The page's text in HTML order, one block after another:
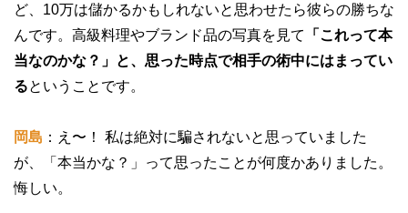
ど、10万は儲かるかもしれないと思わせたら彼らの勝ちな
んです。高級料理やブランド品の写真を見て
「これって本
当なのかな？」と、思った時点で相手の術中にはまってい
るということです。
岡島 ：え〜！ 私は絶対に騙されないと思っていました
が、「本当かな？」って思ったことが何度かありました。
悔しい。